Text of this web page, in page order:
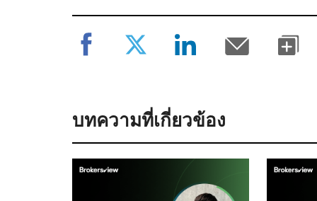
บทความที่เกี่ยวข้อง